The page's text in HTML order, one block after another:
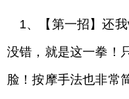
1、【第一招】还
没错，就是这一拳！
脸！按摩手法也非常